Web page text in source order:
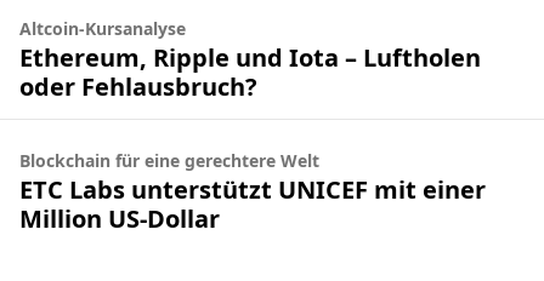
Altcoin-Kursanalyse
Ethereum, Ripple und Iota – Luftholen
oder Fehlausbruch?
Blockchain für eine gerechtere Welt
ETC Labs unterstützt UNICEF mit einer
Million US-Dollar